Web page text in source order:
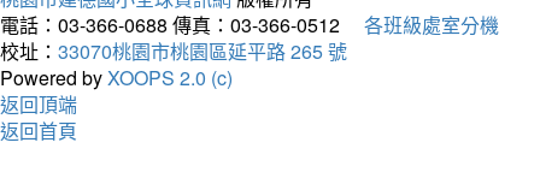
電話：03-366-0688 傳真：03-366-0512
各班級處室分機
校址： 33070桃園市桃園區延平路 265 號
Powered byXOOPS 2.0 (c)
返回頂端
返回首頁